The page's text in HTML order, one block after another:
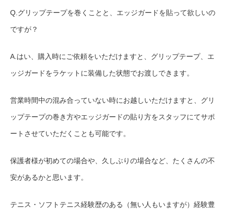
Q.グリップテープを巻くことと、エッジガードを貼って欲しいの
ですが？
A.はい、購入時にご依頼をいただけますと、グリップテープ、エ
ッジガードをラケットに装備した状態でお渡しできます。
営業時間中の混み合っていない時にお越しいただけますと、グリ
ップテープの巻き方やエッジガードの貼り方をスタッフにてサポ
ートさせていただくことも可能です。
保護者様が初めての場合や、久しぶりの場合など、たくさんの不
安があるかと思います。
テニス・ソフトテニス経験歴のある（無い人もいますが）経験豊